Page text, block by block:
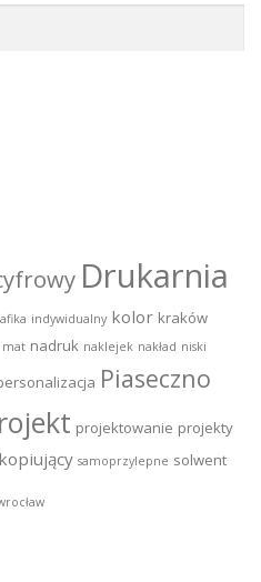
Drukarnia
indywidualny kolor kraków
mat nadruk naklejek nakład niski
Piaseczno
projektowanie projekty
samoprzylepne solwent